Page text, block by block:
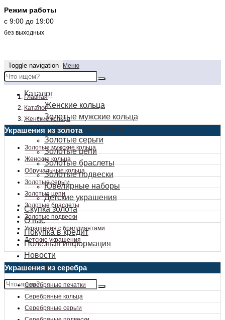
Режим работы
c 9:00 до 19:00
без выходных
Toggle navigation Меню
Каталог
Женские кольца
Золотые мужские кольца
Обручальные кольца
Золотые серьги
Золотые цепи
Золотые браслеты
Золотые подвески
Ювелирные наборы
Детские украшения
Скупка золота
О нас
Покупка в кредит
Полезная информация
Новости
Контакты
Главная
Каталог
Женские кольца
Украшения из золота
Золотые мужские кольца
Женские кольца
Обручальные кольца
Золотые серьги
Золотые цепи
Золотые браслеты
Золотые подвески
Украшения с бриллиантами
Детские украшения
Украшения из серебра
Серебряные печатки
Серебряные кольца
Серебряные серьги